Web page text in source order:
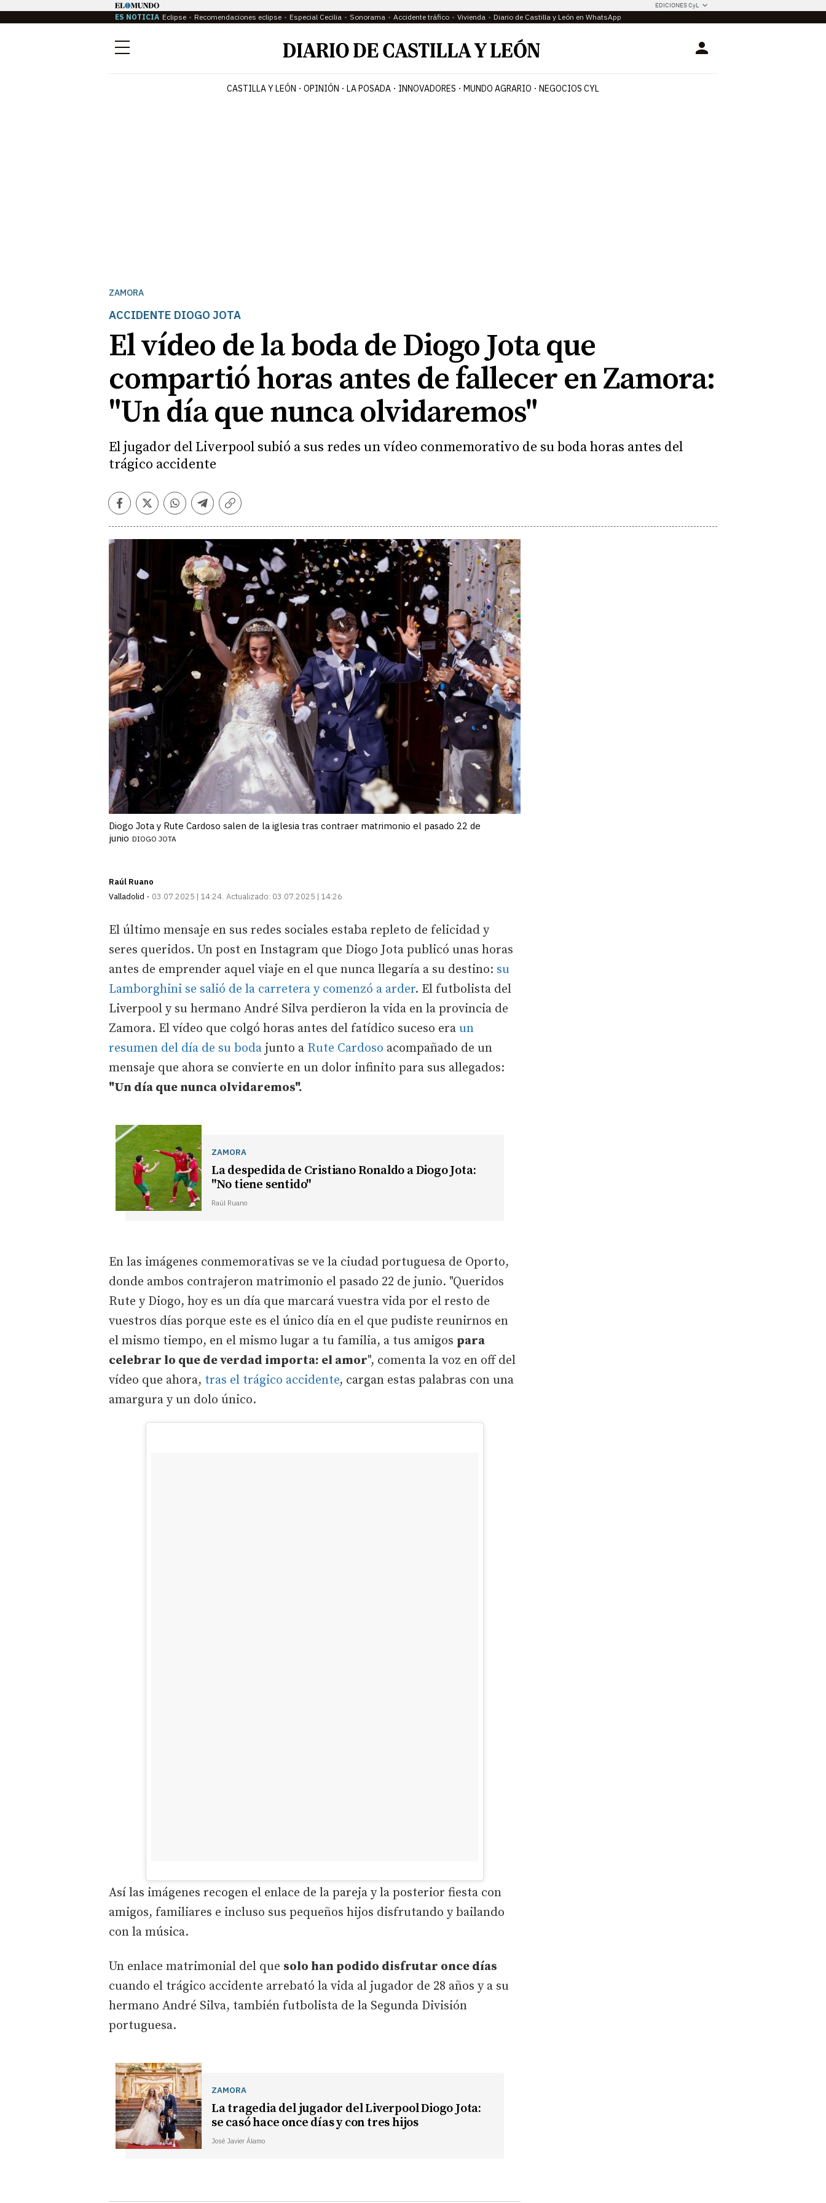
EDICIONES CyL
ES NOTICIA Eclipse Recomendaciones eclipse Especial Cecilia Sonorama Accidente tráfico Vivienda Diario de Castilla y León en WhatsApp
Menú Login
CASTILLA Y LEÓN OPINIÓN LA POSADA INNOVADORES MUNDO AGRARIO NEGOCIOS CYL
ZAMORA
ACCIDENTE DIOGO JOTA
El vídeo de la boda de Diogo Jota que
compartió horas antes de fallecer en Zamora:
"Un día que nunca olvidaremos"
El jugador del Liverpool subió a sus redes un vídeo conmemorativo de su boda horas antes del
trágico accidente
Facebook
TwitterWhatsapp
Telegram
Copiar
Diogo Jota y Rute Cardoso salen de la iglesia tras contraer matrimonio el pasado 22 de
junio DIOGO JOTA
Raúl Ruano
Valladolid
03.07.2025 | 14:24 Actualizado: 03.07.2025 | 14:26
El último mensaje en sus redes sociales estaba repleto de felicidad y
seres queridos. Un post en Instagram que Diogo Jota publicó unas horas
antes de emprender aquel viaje en el que nunca llegaría a su destino: su
Lamborghini se salió de la carretera y comenzó a arder. El futbolista del
Liverpool y su hermano André Silva perdieron la vida en la provincia de
Zamora. El vídeo que colgó horas antes del fatídico suceso era un
resumen del día de su boda junto a Rute Cardoso acompañado de un
mensaje que ahora se convierte en un dolor infinito para sus allegados:
"Un día que nunca olvidaremos".
ZAMORA
La despedida de Cristiano Ronaldo a Diogo Jota:
"No tiene sentido"
Raúl Ruano
En las imágenes conmemorativas se ve la ciudad portuguesa de Oporto,
donde ambos contrajeron matrimonio el pasado 22 de junio. "Queridos
Rute y Diogo, hoy es un día que marcará vuestra vida por el resto de
vuestros días porque este es el único día en el que pudiste reunirnos en
el mismo tiempo, en el mismo lugar a tu familia, a tus amigos para
celebrar lo que de verdad importa: el amor", comenta la voz en off del
vídeo que ahora, tras el trágico accidente, cargan estas palabras con una
amargura y un dolo único.
Así las imágenes recogen el enlace de la pareja y la posterior fiesta con
amigos, familiares e incluso sus pequeños hijos disfrutando y bailando
con la música.
Un enlace matrimonial del que solo han podido disfrutar once días
cuando el trágico accidente arrebató la vida al jugador de 28 años y a su
hermano André Silva, también futbolista de la Segunda División
portuguesa.
ZAMORA
La tragedia del jugador del Liverpool Diogo Jota:
se casó hace once días y con tres hijos
José Javier Álamo